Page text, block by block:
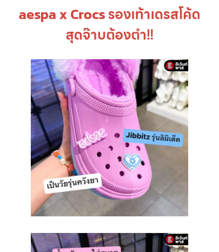
aespa x Crocsรองเท้าเดรสโค้ด
สุดจ๊าบต้องตำ!!